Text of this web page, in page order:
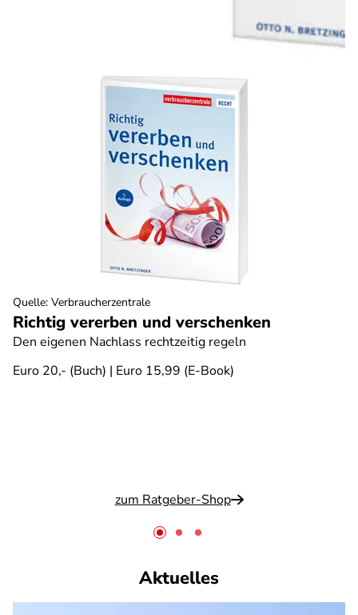
Richtig vererben und verschenken
Den eigenen Nachlass rechtzeitig regeln
Euro 20,- (Buch) | Euro 15,99 (E-Book)
zum Ratgeber-Shop
Quelle: Verbraucherzentrale
Aktuelles